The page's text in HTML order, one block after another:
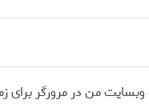
وبسایت من در مرورگر برای